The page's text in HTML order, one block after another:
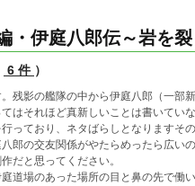
・伊庭八郎伝～岩を裂
6 件 ）
残影の艦隊の中から伊庭八郎（一部
はそれほど真新しいことは書いてい
っており、ネタばらしとなりますそ
郎の交友関係がやたらめったら広い
だと思ってください。
道場のあった場所の目と鼻の先で働